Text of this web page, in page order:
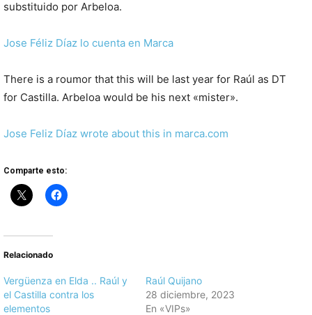
substituido por Arbeloa.
Jose Féliz Díaz lo cuenta en Marca
There is a roumor that this will be last year for Raúl as DT
for Castilla. Arbeloa would be his next «mister».
Jose Feliz Díaz wrote about this in marca.com
Comparte esto:
Relacionado
Vergüenza en Elda .. Raúl y
el Castilla contra los
elementos
Raúl Quijano
28 diciembre, 2023
En «VIPs»